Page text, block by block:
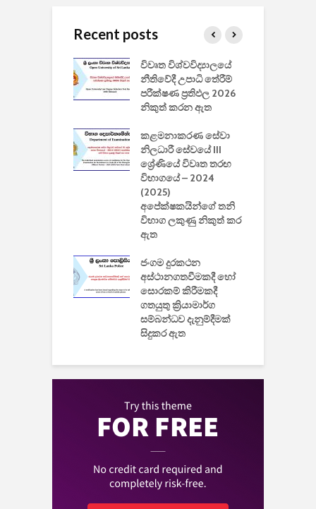
Recent posts
විවෘත විශ්වවිද්‍යාලයේ
නීතිවේදී උපාධි තේරීම්
පරීක්ෂණ ප්‍රතිඵල 2026
නිකුත් කරන ඇත
කළමනාකරණ සේවා
නිලධාරී සේවයේ III
ශ්‍රේණියේ විවෘත තරඟ
විභාගයේ – 2024
(2025)
අපේක්ෂකයින්ගේ තනි
විභාග ලකුණු නිකුත් කර
ඇත
ජංගම දුරකථන
අස්ථානගතවීමකදී හෝ
සොරකම් කිරීමකදී
ගතයුතු ක්‍රියාමාර්ග
සම්බන්ධව දැනුම්දීමක්
සිදුකර ඇත